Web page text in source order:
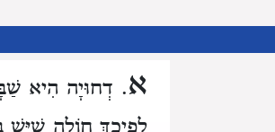
א. דְחוּיָה הִיא